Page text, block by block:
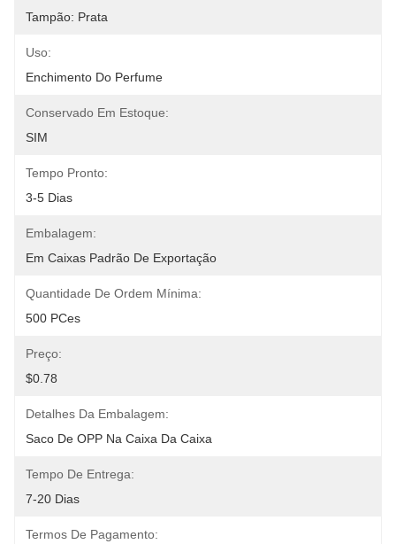
Tampão: Prata
Uso:
Enchimento Do Perfume
Conservado Em Estoque:
SIM
Tempo Pronto:
3-5 Dias
Embalagem:
Em Caixas Padrão De Exportação
Quantidade De Ordem Mínima:
500 PCes
Preço:
$0.78
Detalhes Da Embalagem:
Saco De OPP Na Caixa Da Caixa
Tempo De Entrega:
7-20 Dias
Termos De Pagamento: